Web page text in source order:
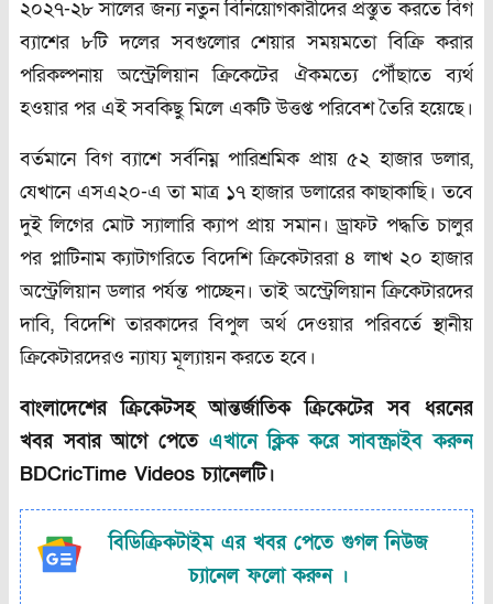
২০২৭-২৮ সালের জন্য নতুন বিনিয়োগকারীদের প্রস্তুত করতে বিগ
ব্যাশের ৮টি দলের সবগুলোর শেয়ার সময়মতো বিক্রি করার
পরিকল্পনায় অস্ট্রেলিয়ান ক্রিকেটের ঐকমত্যে পৌঁছাতে ব্যর্থ
হওয়ার পর এই সবকিছু মিলে একটি উত্তপ্ত পরিবেশ তৈরি হয়েছে।
বর্তমানে বিগ ব্যাশে সর্বনিম্ন পারিশ্রমিক প্রায় ৫২ হাজার ডলার,
যেখানে এসএ২০-এ তা মাত্র ১৭ হাজার ডলারের কাছাকাছি। তবে
দুই লিগের মোট স্যালারি ক্যাপ প্রায় সমান। ড্রাফট পদ্ধতি চালুর
পর প্লাটিনাম ক্যাটাগরিতে বিদেশি ক্রিকেটাররা ৪ লাখ ২০ হাজার
অস্ট্রেলিয়ান ডলার পর্যন্ত পাচ্ছেন। তাই অস্ট্রেলিয়ান ক্রিকেটারদের
দাবি, বিদেশি তারকাদের বিপুল অর্থ দেওয়ার পরিবর্তে স্থানীয়
ক্রিকেটারদেরও ন্যায্য মূল্যায়ন করতে হবে।
বাংলাদেশের ক্রিকেটসহ আন্তর্জাতিক ক্রিকেটের সব ধরনের
খবর সবার আগে পেতে এখানে ক্লিক করে সাবস্ক্রাইব করুন
BDCricTime Videos চ্যানেলটি।
বিডিক্রিকটাইম এর খবর পেতে গুগল নিউজ
চ্যানেল ফলো করুন ।